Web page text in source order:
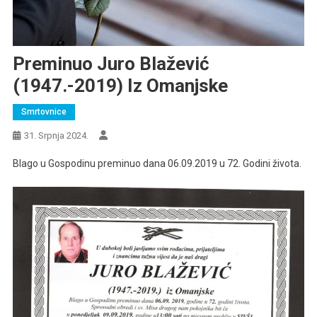
Preminuo Juro Blažević
(1947.-2019) Iz Omanjske
Smrtovnice
31. Srpnja 2024.
Blago u Gospodinu preminuo dana 06.09.2019 u 72. Godini života.